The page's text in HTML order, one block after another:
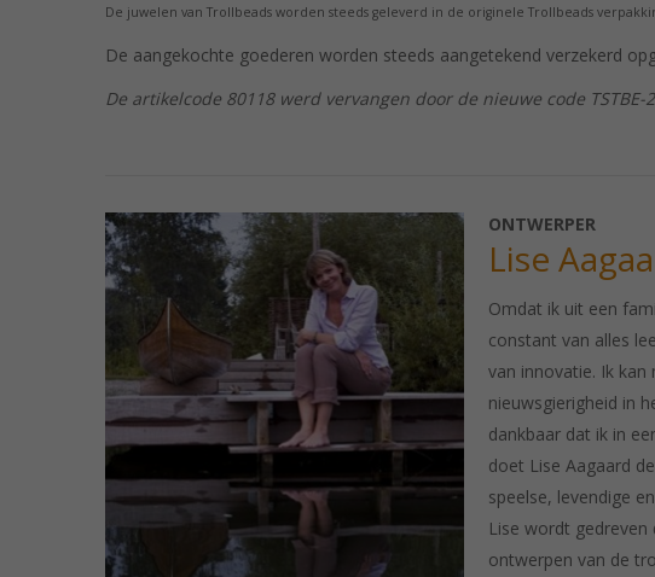
De juwelen van Trollbeads worden steeds geleverd in de originele Trollbeads
De aangekochte goederen worden steeds aangetekend verzekerd
De artikelcode 80118 werd vervangen door de nieuwe code TSTBE-
ONTWERPER
Lise
Omdat ik uit een
constant van alles
van innovatie. Ik
nieuwsgierigheid in
dankbaar dat ik in
doet Lise Aagaard
speelse, levendige
Lise wordt
ontwerpen van de